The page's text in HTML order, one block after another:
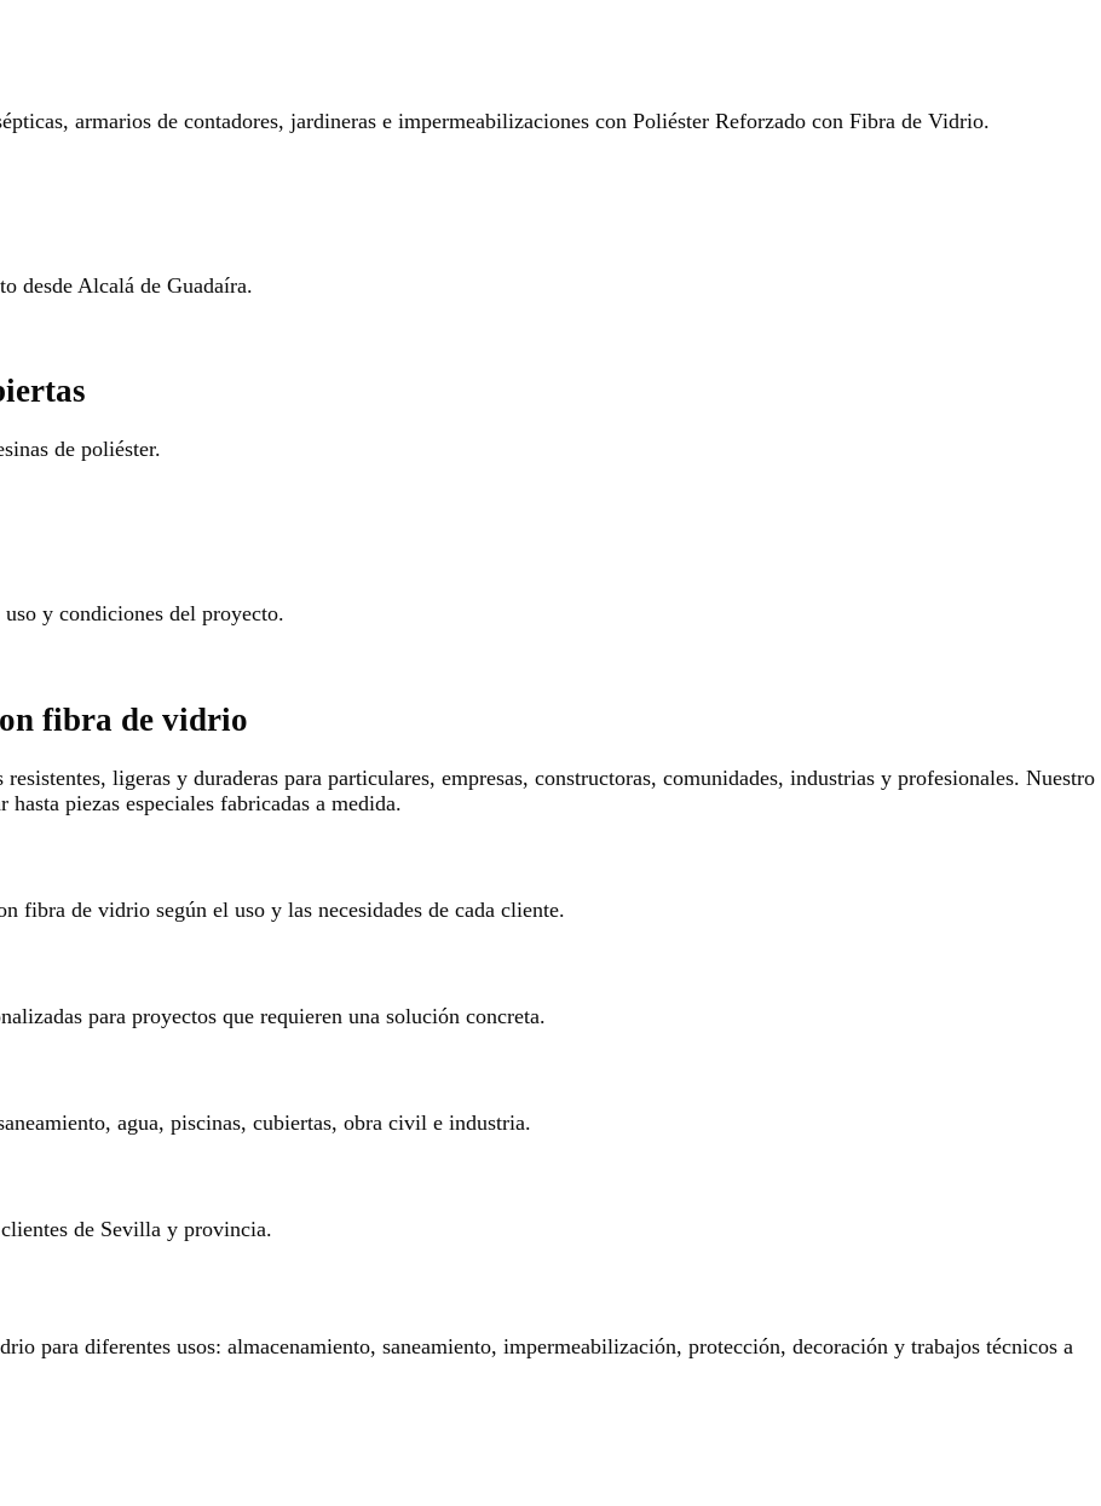
armarios de contadores, jardineras e impermeabilizaciones con Poliéster Reforzado con Fibra de Vidrio.
desde Alcalá de Guadaíra.
de poliéster.
y condiciones del proyecto.
fibra de vidrio
ligeras y duraderas para particulares, empresas, constructoras, comunidades, industrias y profesionales. Nuestro
hasta piezas especiales fabricadas a medida.
fibra de vidrio según el uso y las necesidades de cada cliente.
para proyectos que requieren una solución concreta.
agua, piscinas, cubiertas, obra civil e industria.
de Sevilla y provincia.
para diferentes usos: almacenamiento, saneamiento, impermeabilización, protección, decoración y trabajos técnicos a